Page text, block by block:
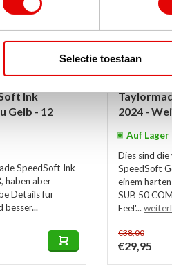
Selectie toestaan
Ink
Gelb - 12
SpeedSoft Ink
haben aber
Details für
besser...
2024 -
Auf Lager
Dies sind
SpeedSoft
einem
SUB 50
Feel'...
€38,00
€29,95